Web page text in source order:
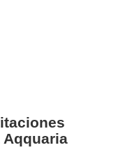
Aqquaria